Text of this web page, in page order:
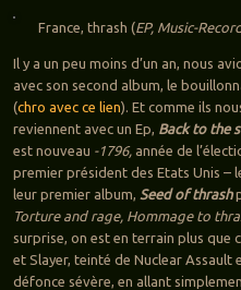
France, thrash (EP, Music-
Il y a un peu moins d’un an, nous
avec son second album, le
(chro avec ce lien). Et comme ils
reviennent avec un Ep, Back to the
est nouveau -1796,année de
premier président des Etats Unis –
leur premier album, Seed of thrash
Torture and rage, Hommage to
surprise, on est en terrain plus que
et Slayer, teinté de Nuclear Assault
défonce sévère, en allant